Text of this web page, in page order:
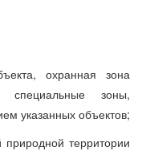
охранная зона
специальные зоны,
указанных объектов;
территории